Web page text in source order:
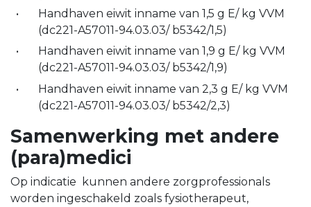
Handhaven eiwit inname van 1,5 g E/ kg VVM
(dc221-A57011-94.03.03/ b5342/1,5)
Handhaven eiwit inname van 1,9 g E/ kg VVM
(dc221-A57011-94.03.03/ b5342/1,9)
Handhaven eiwit inname van 2,3 g E/ kg VVM
(dc221-A57011-94.03.03/ b5342/2,3)
Samenwerking met andere
(para)medici
Op indicatie kunnen andere zorgprofessionals
worden ingeschakeld zoals fysiotherapeut,